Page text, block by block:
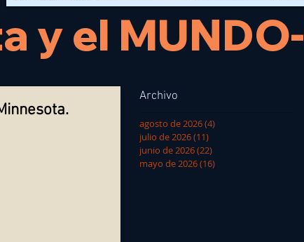
y el MUNDO-
Archivo
agosto de 2026(4)
julio de 2026(11)
junio de 2026(22)
mayo de 2026(16)